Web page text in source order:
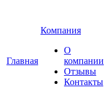
Главная
Компания
О
компании
Отзывы
Контакты